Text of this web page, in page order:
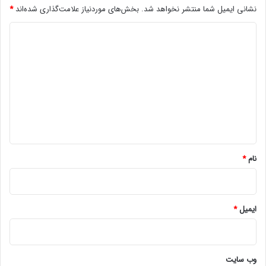
؟
نشانی ایمیل شما منتشر نخواهد شد. بخش‌های موردنیاز علامت‌گذاری شده‌اند*
نام*
ایمیل*
وب‌ سایت